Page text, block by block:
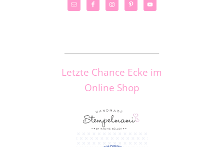
Letzte Chance Ecke im
Online Shop